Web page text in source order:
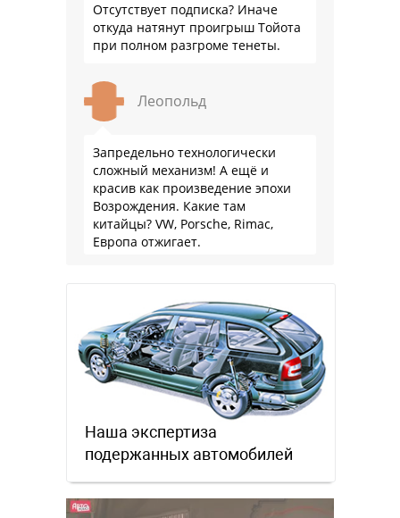
Отсутствует подписка? Иначе
откуда натянут проигрыш Тойота
при полном разгроме тенеты.
Леопольд
Запредельно технологически
сложный механизм! А ещё и
красив как произведение эпохи
Возрождения. Какие там
китайцы? VW, Porsche, Rimac,
Европа отжигает.
Наша экспертиза
подержанных автомобилей